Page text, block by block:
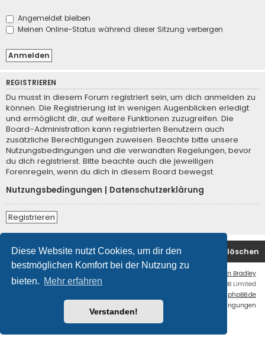
Diese Website nutzt Cookies, um dir den
bestmöglichen Komfort bei der Nutzung zu
bieten. Mehr erfahren
Verstanden!
Angemeldet bleiben
Meinen Online-Status während dieser Sitzung verbergen
REGISTRIEREN
Du musst in diesem Forum registriert sein, um dich anmelden zu
können. Die Registrierung ist in wenigen Augenblicken erledigt
und ermöglicht dir, auf weitere Funktionen zuzugreifen. Die
Board-Administration kann registrierten Benutzern auch
zusätzliche Berechtigungen zuweisen. Beachte bitte unsere
Nutzungsbedingungen und die verwandten Regelungen, bevor
du dich registrierst. Bitte beachte auch die jeweiligen
Forenregeln, wenn du dich in diesem Board bewegst.
Nutzungsbedingungen
Datenschutzerklärung
Registrieren
Startseite Foren-Übersicht Alle Cookies löschen
Ian Bradley
Powered by
® Forum Software © phpBB Limited
phpBB.de
Nutzungsbedingungen